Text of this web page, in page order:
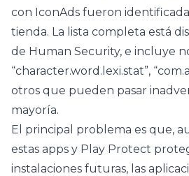
con IconAds fueron
tienda. La lista completa está
de Human Security, e incluye
“character.word.lexi.stat”,
otros que pueden pasar
mayoría.
El principal problema es que,
estas apps y Play Protect
instalaciones futuras, las